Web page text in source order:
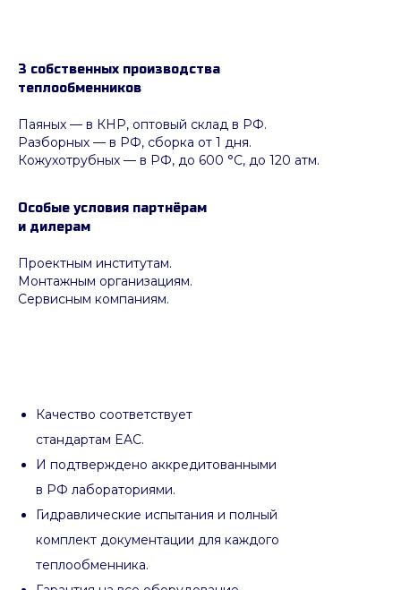
3 собственных производства
теплообменников
Паяных — в КНР, оптовый склад в РФ.
Разборных — в РФ, сборка от 1 дня.
Кожухотрубных — в РФ, до 600 °C, до 120 атм.
Особые условия партнёрам
и дилерам
Проектным институтам.
Монтажным организациям.
Сервисным компаниям.
Качество соответствует
стандартам EAC.
И подтверждено аккредитованными
в РФ лабораториями.
Гидравлические испытания и полный
комплект документации для каждого
теплообменника.